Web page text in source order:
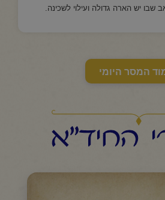
יש הארה גדולה ועילוי לשכינה.
המסר היומי
החיד"א